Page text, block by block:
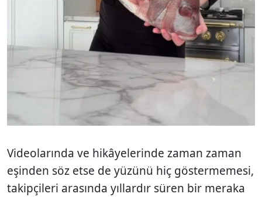
Videolarında ve hikâyelerinde zaman zaman
eşinden söz etse de yüzünü hiç göstermemesi,
takipçileri arasında yıllardır süren bir meraka